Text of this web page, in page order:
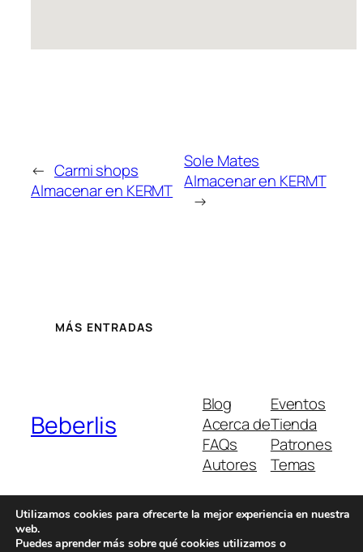
← Carmi shops
Almacenar en KERMT
Sole Mates
Almacenar en KERMT
→
MÁS ENTRADAS
Beberlis
Blog
Acerca de
FAQs
Autores
Eventos
Tienda
Patrones
Temas
Twenty Twenty-Five Diseñado con WordPress
Utilizamos cookies para ofrecerte la mejor experiencia en nuestra
web.
Puedes aprender más sobre qué cookies utilizamos o